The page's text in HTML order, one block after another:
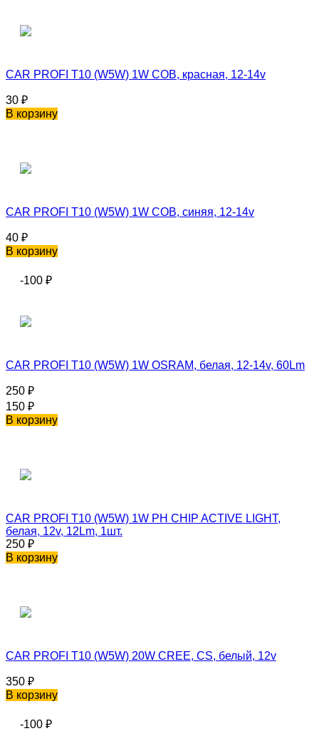
CAR PROFI T10 (W5W) 1W COB, красная, 12-14v
30 ₽
В корзину
CAR PROFI T10 (W5W) 1W COB, синяя, 12-14v
40 ₽
В корзину
-100 ₽
CAR PROFI T10 (W5W) 1W OSRAM, белая, 12-14v, 60Lm
250 ₽
150 ₽
В корзину
CAR PROFI T10 (W5W) 1W PH CHIP ACTIVE LIGHT,
белая, 12v, 12Lm, 1шт.
250 ₽
В корзину
CAR PROFI T10 (W5W) 20W CREE, CS, белый, 12v
350 ₽
В корзину
-100 ₽